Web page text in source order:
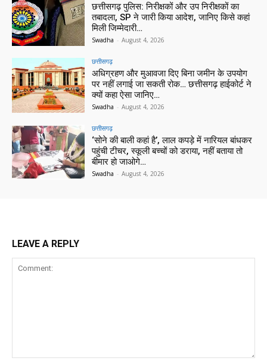
छत्तीसगढ़ पुलिस: निरीक्षकों और उप निरीक्षकों का
तबादला, SP ने जारी किया आदेश, जानिए किसे कहां
मिली जिम्मेदारी…
Swadha - August 4, 2026
छत्तीसगढ़
अधिग्रहण और मुआवजा दिए बिना जमीन के उपयोग
पर नहीं लगाई जा सकती रोक… छत्तीसगढ़ हाईकोर्ट ने
क्यों कहा ऐसा जानिए…
Swadha - August 4, 2026
छत्तीसगढ़
‘सोने की बाली कहां है’, लाल कपड़े में नारियल बांधकर
पहुंची टीचर, स्कूली बच्चों को डराया, नहीं बताया तो
बीमार हो जाओगे…
Swadha - August 4, 2026
LEAVE A REPLY